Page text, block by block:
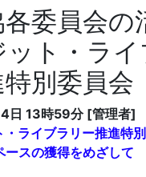
委員会の
ト・ライ
別委員会
日 13時59分 [管理者]
ライブラリー推進特
ースの獲得をめざして